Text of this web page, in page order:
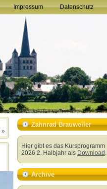
Impressum Datenschutz
»
Zahnrad Brauweiler
Hier gibt es das Kursprogramm
2026 2. Halbjahr als Download .
Archive